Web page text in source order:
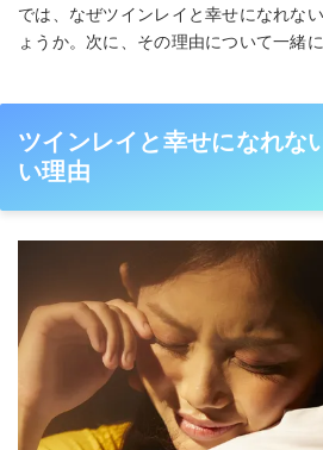
では、なぜツインレイと幸せになれな
ょうか。次に、その理由について一緒
ツインレイと幸せになれな
い理由